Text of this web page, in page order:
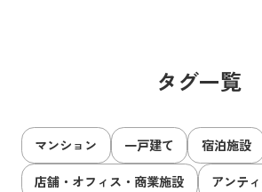
タグ一覧
マンション 一戸建て
宿泊施設
店舗・オフィス・商業施設
アンテ